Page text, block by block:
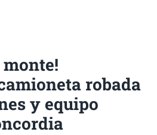
monte!
robada
y equipo